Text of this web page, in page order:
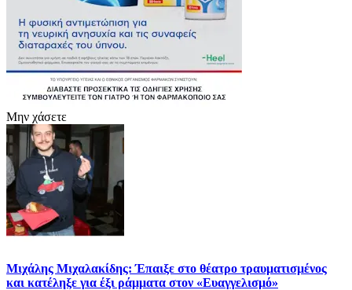
Μην χάσετε
Μιχάλης Μιχαλακίδης: Έπαιξε στο θέατρο τραυματισμένος
και κατέληξε για έξι ράμματα στον «Ευαγγελισμό»